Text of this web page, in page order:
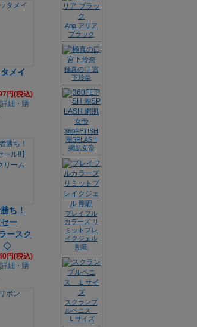
メイ
円(税込)
ち！
ー
ースク
◇
円(税込)
Aria アリア
ブラック
極真の口 宮
下玲奈
360FETISH
潮SPLASH
網肌女帝
プレイフル
カラーズ リ
ミットブレ
イクジェル
剛覇
スクランブ
ルペニス
Ｌサイズ